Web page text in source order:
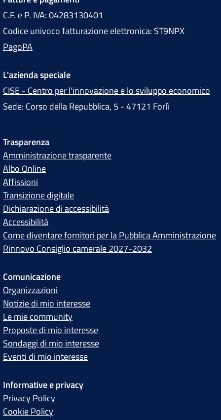
C.F. e P. IVA: 04283130401
Codice univoco fatturazione elettronica: ST9NPX
PagoPA
L'azienda speciale
CISE - Centro per l'innovazione e lo sviluppo economico
Sede: Corso della Repubblica, 5 - 47121 Forlì
Trasparenza
Amministrazione trasparente
Albo Online
Affissioni
Transizione digitale
Dichiarazione di accessibilità
Accessibilità
Come diventare fornitori per la Pubblica Amministrazione
Rinnovo Consiglio camerale 2027-2032
Comunicazione
Organizzazioni
Notizie di mio interesse
Le mie community
Proposte di mio interesse
Sondaggi di mio interesse
Eventi di mio interesse
Informative e privacy
Privacy Policy
Cookie Policy